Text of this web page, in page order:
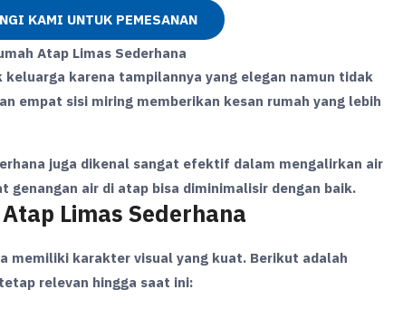
KAMI UNTUK PEMESANAN
karena tampilannya yang elegan namun tidak
empat sisi miring memberikan kesan rumah yang lebih
juga dikenal sangat efektif dalam mengalirkan air
genangan air di atap bisa diminimalisir dengan baik.
Limas Sederhana
memiliki karakter visual yang kuat. Berikut adalah
relevan hingga saat ini: